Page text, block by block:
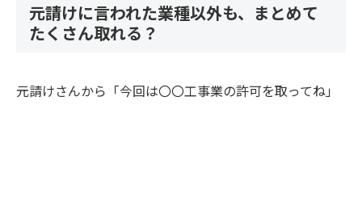
元請けに言われた業種以外も、まとめて
たくさん取れる？
元請けさんから「今回は〇〇工事業の許可を取ってね」